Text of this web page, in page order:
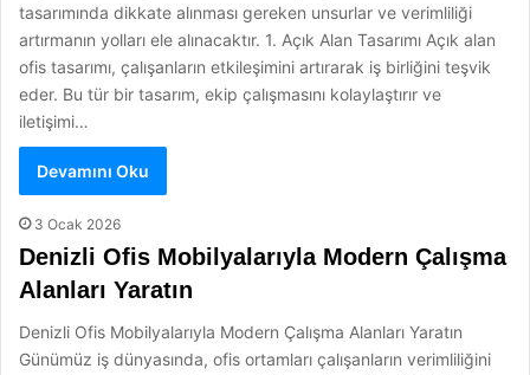
tasarımında dikkate alınması gereken unsurlar ve verimliliği
artırmanın yolları ele alınacaktır. 1. Açık Alan Tasarımı Açık alan
ofis tasarımı, çalışanların etkileşimini artırarak iş birliğini teşvik
eder. Bu tür bir tasarım, ekip çalışmasını kolaylaştırır ve
iletişimi…
Devamını Oku
3 Ocak 2026
Denizli Ofis Mobilyalarıyla Modern Çalışma
Alanları Yaratın
Denizli Ofis Mobilyalarıyla Modern Çalışma Alanları Yaratın
Günümüz iş dünyasında, ofis ortamları çalışanların verimliliğini